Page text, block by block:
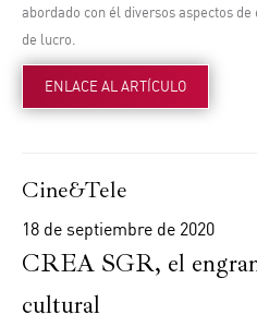
abordado con él diversos aspectos
de lucro.
ENLACE AL ARTÍCULO
Cine&Tele
18 de septiembre de 2020
CREA SGR, el
cultural